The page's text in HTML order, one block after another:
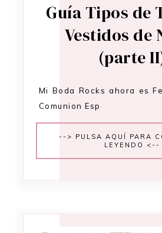
Guía Tipos de
Vestidos de
(parte
Mi Boda Rocks ahora es
Comunion Esp
--> PULSA AQUÍ PARA
LEYENDO <--